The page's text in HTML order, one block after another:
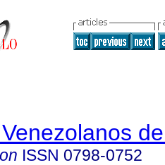
ISSN 0798-0752